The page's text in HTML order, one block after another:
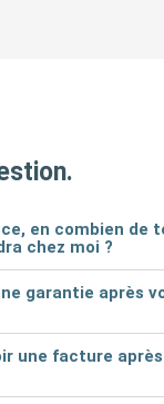
en combien de
chez moi ?
garantie après
une facture